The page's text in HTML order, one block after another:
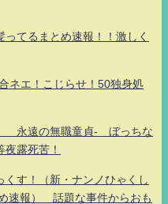
てるまとめ速報！！激しく
ネエ！こじらせ！50独身処
永遠の無職童貞- ぼっちな
露死苦！
す！（新・ナンノひゃくし
速報） 話題な事件からおも